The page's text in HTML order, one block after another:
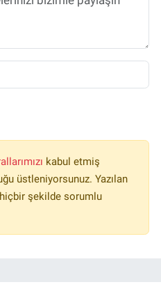
kabul etmiş
üstleniyorsunuz. Yazılan
şekilde sorumlu